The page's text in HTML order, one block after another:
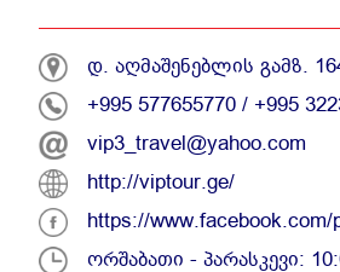
დ. აღმაშენებლის გამზ.
+995 577655770 / +995
vip3_travel@yahoo.com
http://viptour.ge/
https://
ორშაბათი - პარასკევი: